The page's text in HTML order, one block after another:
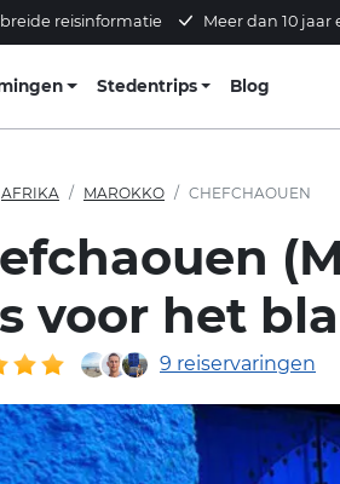
reisinformatie Meer dan 10 jaar
Stedentrips Blog
AFRIKA MAROKKO CHEFCHAOUEN
voor het
9 reiservaringen